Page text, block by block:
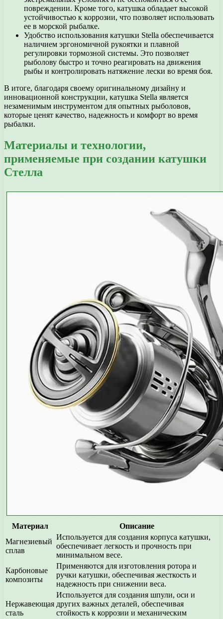
повреждении. Кроме того, катушка обладает высокой
устойчивостью к коррозии, что позволяет использовать
ее в морской рыбалке.
Удобство использования катушки Stella обеспечивается
наличием эргономичной рукоятки и плавной
регулировки тормозной системы. Это позволяет
рыболову быстро и точно реагировать на движения
рыбы и контролировать натяжение лески во время боя.
В итоге, благодаря своему оригинальному дизайну и
инновационной конструкции, катушка Stella является
незаменимым инструментом для опытных рыболовов,
которые ценят качество, надежность и комфорт во время
рыбалки.
Материалы и технологии,
применяемые при создании катушки
Стелла
Материал
Описание
Магнезиевый
сплав
Используется для создания корпуса катушки,
обеспечивает легкость и прочность при
минимальном весе.
Карбоновые
композиты
Применяются для изготовления ротора и
ручки катушки, обеспечивая жесткость и
надежность при снижении веса.
Нержавеющая
сталь
Используется для создания шпули, оси и
других важных деталей, обеспечивая
стойкость к коррозии и механическим